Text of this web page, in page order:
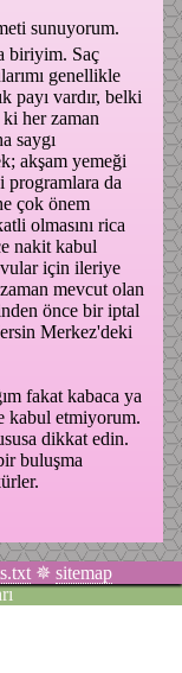
sunuyorum.
biriyim. Saç
genellikle
payı vardır, belki
her zaman
saygı
akşam yemeği
programlara da
çok önem
olmasını rica
nakit kabul
için ileriye
mevcut olan
önce bir iptal
Merkez'deki
fakat kabaca ya
kabul etmiyorum.
dikkat edin.
buluşma
✵ sitemap